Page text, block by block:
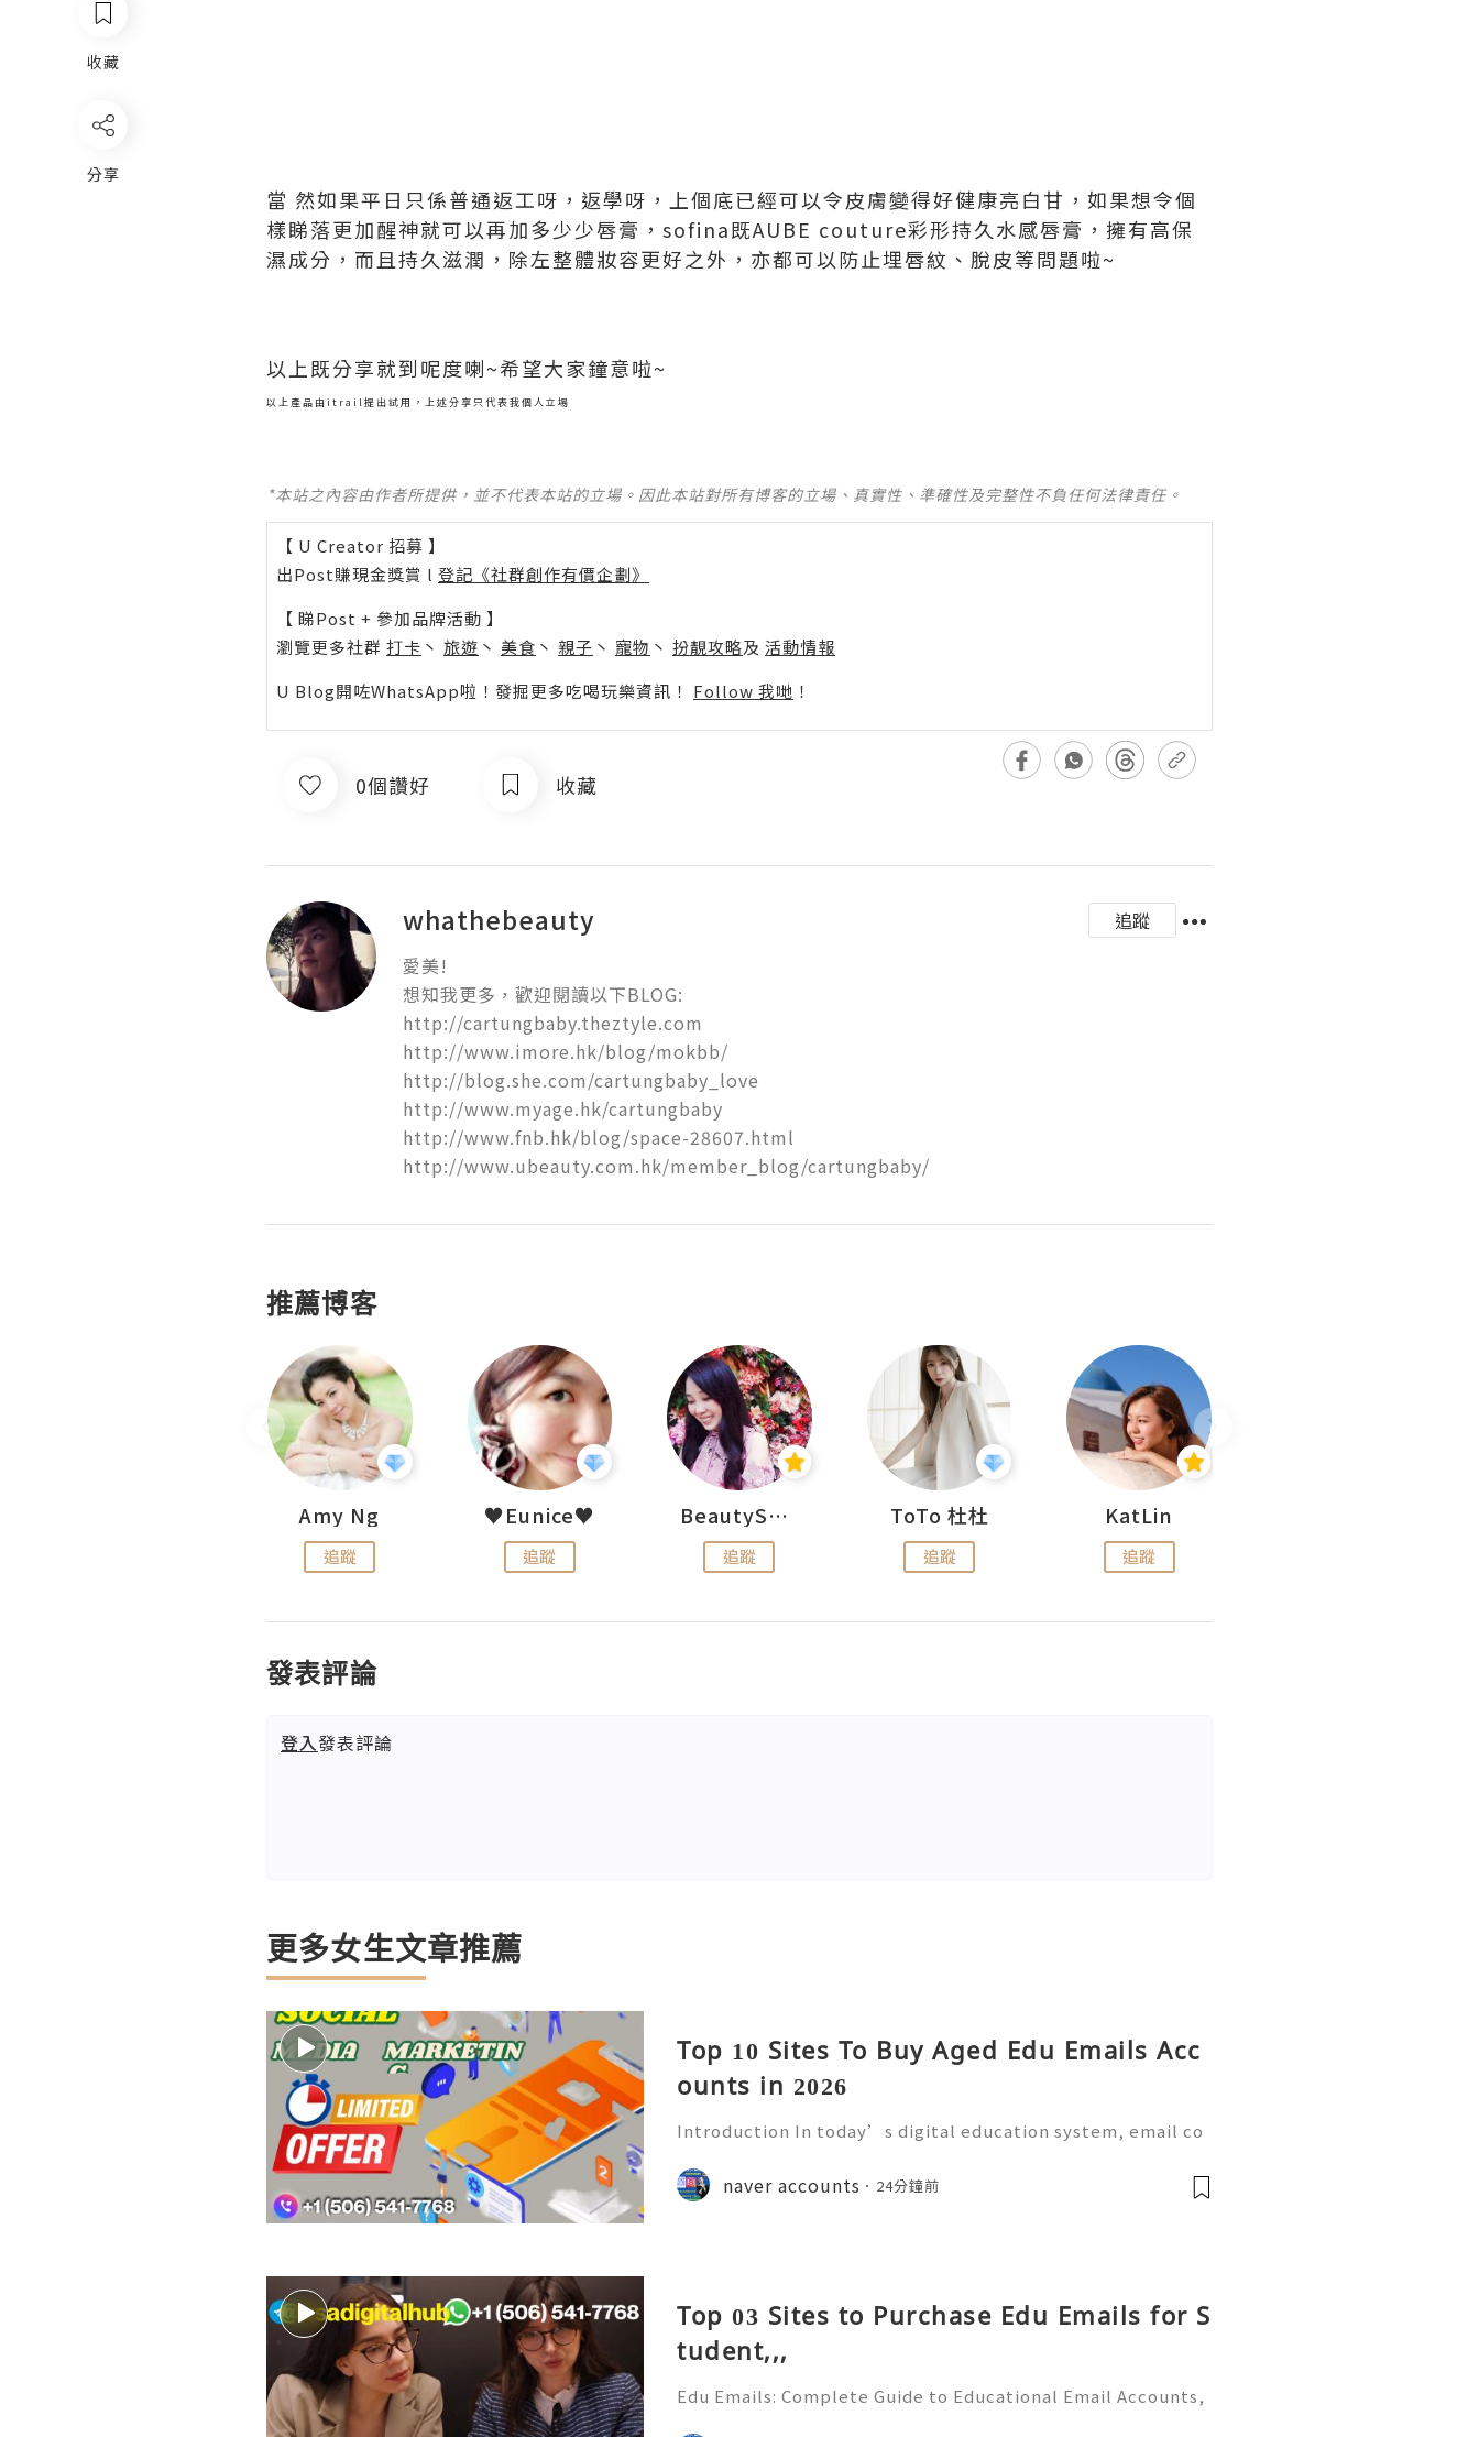
收藏
分享
當 然如果平日只係普通返工呀，返學呀，上個底已經可以令皮膚變得好健康亮白甘，如果想令個
樣睇落更加醒神就可以再加多少少唇膏，sofina既AUBE couture彩形持久水感唇膏，擁有高保
濕成分，而且持久滋潤，除左整體妝容更好之外，亦都可以防止埋唇紋、脫皮等問題啦~
以上既分享就到呢度喇~希望大家鐘意啦~
以上產品由itrail提出試用，上述分享只代表我個人立場
*本站之內容由作者所提供，並不代表本站的立場。因此本站對所有博客的立場、真實性、準確性及完整性不負任何法律責任。
【 U Creator 招募 】
出Post賺現金獎賞 l 登記《社群創作有價企劃》
【 睇Post + 參加品牌活動 】
瀏覽更多社群 打卡 丶 旅遊 丶 美食 丶 親子 丶 寵物 丶 扮靚攻略及 活動情報
U Blog開咗WhatsApp啦！發掘更多吃喝玩樂資訊！ Follow 我哋 ！
0個讚好 收藏
whathebeauty
追蹤
愛美!
想知我更多，歡迎閱讀以下BLOG:
http://cartungbaby.theztyle.com
http://www.imore.hk/blog/mokbb/
http://blog.she.com/cartungbaby_love
http://www.myage.hk/cartungbaby
http://www.fnb.hk/blog/space-28607.html
http://www.ubeauty.com.hk/member_blog/cartungbaby/
推薦博客
Amy Ng
追蹤
♥Eunice♥
追蹤
BeautySearch
追蹤
ToTo 杜杜
追蹤
KatLin
追蹤
發表評論
登入發表評論
更多女生文章推薦
Top 10 Sites To Buy Aged Edu Emails Acc
ounts in 2026
Introduction In today’s digital education system, email co
Educational institutions around the world provide dedicate
d email accounts to stude
naver accounts 24分鐘前
Top 03 Sites to Purchase Edu Emails for S
tudent,,,
Edu Emails: Complete Guide to Educational Email Accounts,